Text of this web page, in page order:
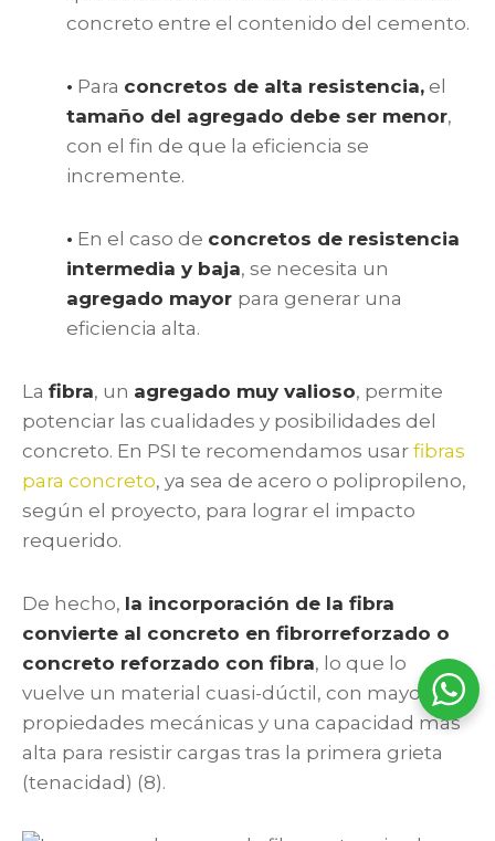
concreto entre el contenido del cemento.
• Para concretos de alta resistencia, el
tamaño del agregado debe ser menor,
con el fin de que la eficiencia se
incremente.
• En el caso de concretos de resistencia
intermedia y baja, se necesita un
agregado mayor para generar una
eficiencia alta.
La fibra, un agregado muy valioso, permite
potenciar las cualidades y posibilidades del
concreto. En PSI te recomendamos usar fibras
para concreto, ya sea de acero o polipropileno,
según el proyecto, para lograr el impacto
requerido.
De hecho, la incorporación de la fibra
convierte al concreto en fibrorreforzado o
concreto reforzado con fibra, lo que lo
vuelve un material cuasi-dúctil, con mayores
propiedades mecánicas y una capacidad más
alta para resistir cargas tras la primera grieta
(tenacidad) (8).